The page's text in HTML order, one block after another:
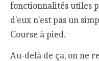
fonctionnalités utiles
d’eux n’est pas un
Course à pied.
Au-delà de ça, on ne